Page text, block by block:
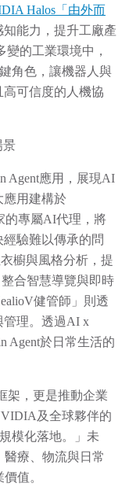
Halos「由外而
知能力，提升工廠產
的工業環境中，
角色，讓機器人與
可信度的人機協
景
Agent應用，展現AI
用建構於
的專屬AI代理，將
驗難以傳承的問
櫥與風格分析，提
合智慧導覽與即時
健管師」則透
管理。透過AI x
Agent於日常生活的
架，更是推動企業
及全球夥伴的
模化落地。」未
療、物流與日常
值。